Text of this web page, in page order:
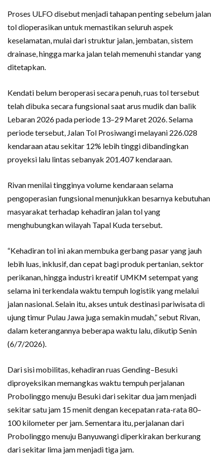
Proses ULFO disebut menjadi tahapan penting sebelum jalan
tol dioperasikan untuk memastikan seluruh aspek
keselamatan, mulai dari struktur jalan, jembatan, sistem
drainase, hingga marka jalan telah memenuhi standar yang
ditetapkan.
Kendati belum beroperasi secara penuh, ruas tol tersebut
telah dibuka secara fungsional saat arus mudik dan balik
Lebaran 2026 pada periode 13–29 Maret 2026. Selama
periode tersebut, Jalan Tol Prosiwangi melayani 226.028
kendaraan atau sekitar 12% lebih tinggi dibandingkan
proyeksi lalu lintas sebanyak 201.407 kendaraan.
Rivan menilai tingginya volume kendaraan selama
pengoperasian fungsional menunjukkan besarnya kebutuhan
masyarakat terhadap kehadiran jalan tol yang
menghubungkan wilayah Tapal Kuda tersebut.
“Kehadiran tol ini akan membuka gerbang pasar yang jauh
lebih luas, inklusif, dan cepat bagi produk pertanian, sektor
perikanan, hingga industri kreatif UMKM setempat yang
selama ini terkendala waktu tempuh logistik yang melalui
jalan nasional. Selain itu, akses untuk destinasi pariwisata di
ujung timur Pulau Jawa juga semakin mudah,” sebut Rivan,
dalam keterangannya beberapa waktu lalu, dikutip Senin
(6/7/2026).
Dari sisi mobilitas, kehadiran ruas Gending–Besuki
diproyeksikan memangkas waktu tempuh perjalanan
Probolinggo menuju Besuki dari sekitar dua jam menjadi
sekitar satu jam 15 menit dengan kecepatan rata-rata 80–
100 kilometer per jam. Sementara itu, perjalanan dari
Probolinggo menuju Banyuwangi diperkirakan berkurang
dari sekitar lima jam menjadi tiga jam.